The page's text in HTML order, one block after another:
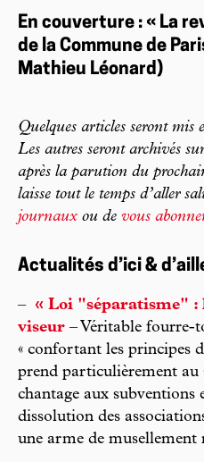
En couverture : « La
de la Commune de
Mathieu Léonard)­
Quelques articles seront mis
Les autres seront archivés
après la parution du
laisse tout le temps d’aller
journaux ou de vous
Actualités d’ici &
–
« Loi "séparatisme" :
viseur – Véritable fourre-
« confortant les principes
prend particulièrement au
chantage aux subventions
dissolution des
une arme de musellement